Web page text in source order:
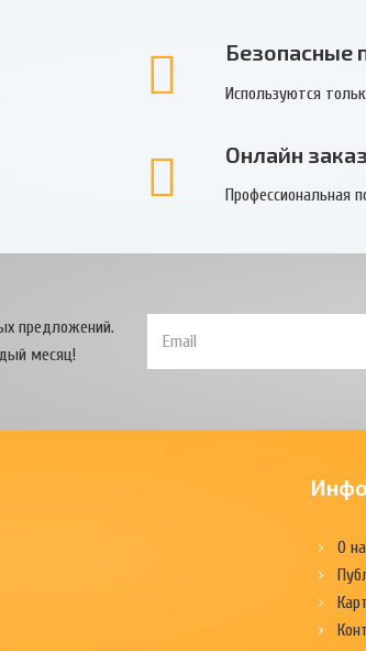
Безопасные
Используются
Онлайн
Профессиональная
предложений.
месяц!
О